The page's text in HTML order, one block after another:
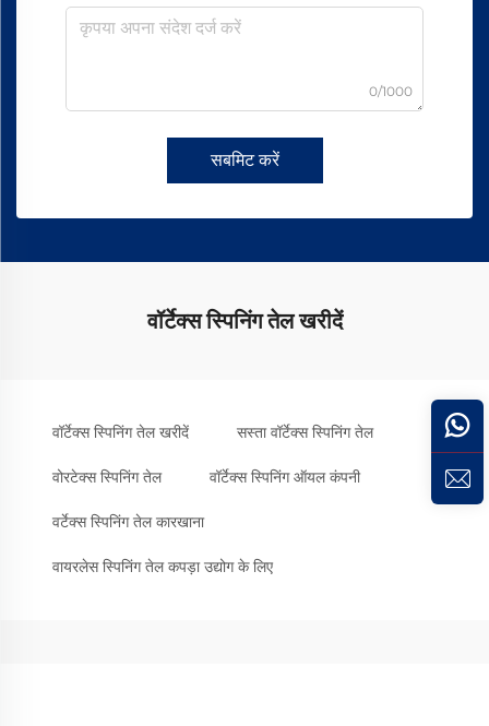
0/1000
सबमिट करें
वॉर्टेक्स स्पिनिंग तेल खरीदें
वॉर्टेक्स स्पिनिंग तेल खरीदें सस्ता वॉर्टेक्स स्पिनिंग तेल
वोरटेक्स स्पिनिंग तेल वॉर्टेक्स स्पिनिंग ऑयल कंपनी
वर्टेक्स स्पिनिंग तेल कारखाना
वायरलेस स्पिनिंग तेल कपड़ा उद्योग के लिए